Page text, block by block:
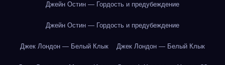
Джейн Остин — Гордость и предубеждение
Джейн Остин — Гордость и предубеждение
Джек Лондон — Белый Клык Джек Лондон — Белый Клык